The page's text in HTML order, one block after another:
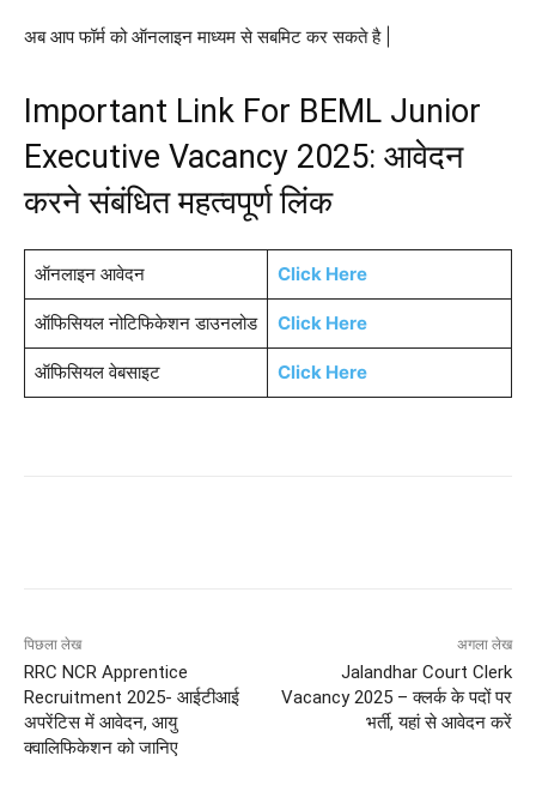
अब आप फॉर्म को ऑनलाइन माध्यम से सबमिट कर सकते है |
Important Link For BEML Junior
Executive Vacancy 2025: आवेदन
करने संबंधित महत्वपूर्ण लिंक
ऑनलाइन आवेदन Click Here
ऑफिसियल नोटिफिकेशन डाउनलोड Click Here
ऑफिसियल वेबसाइट Click Here
पिछला लेख
RRC NCR Apprentice
Recruitment 2025- आईटीआई
अपरेंटिस में आवेदन, आयु
क्वालिफिकेशन को जानिए
अगला लेख
Jalandhar Court Clerk
Vacancy 2025 – क्लर्क के पदों पर
भर्ती, यहां से आवेदन करें